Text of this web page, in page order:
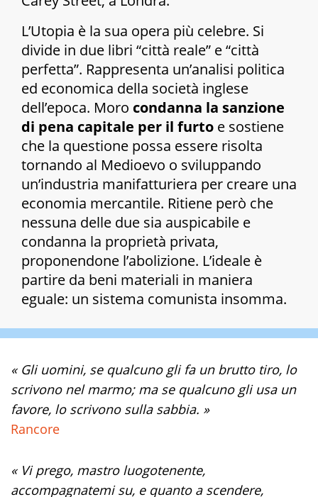
L’Utopia è la sua opera più celebre. Si
divide in due libri “città reale” e “città
perfetta”. Rappresenta un’analisi politica
ed economica della società inglese
dell’epoca. Moro condanna la sanzione
di pena capitale per il furto e sostiene
che la questione possa essere risolta
tornando al Medioevo o sviluppando
un’industria manifatturiera per creare una
economia mercantile. Ritiene però che
nessuna delle due sia auspicabile e
condanna la proprietà privata,
proponendone l’abolizione. L’ideale è
partire da beni materiali in maniera
eguale: un sistema comunista insomma.
« Gli uomini, se qualcuno gli fa un brutto tiro, lo
scrivono nel marmo; ma se qualcuno gli usa un
favore, lo scrivono sulla sabbia. »
Rancore
« Vi prego, mastro luogotenente,
accompagnatemi su, e quanto a scendere,